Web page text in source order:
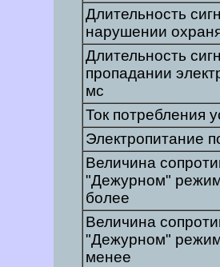
Длительность
нарушении
Длительность
пропадании
мс
Ток потребления
Электропитание
Величина
"Дежурном"
более
Величина
"Дежурном"
менее